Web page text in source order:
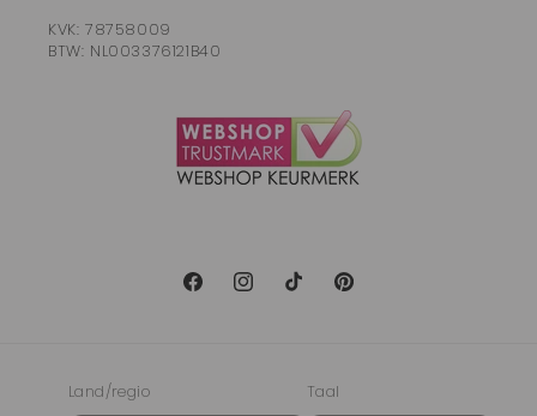
KVK: 78758009
BTW: NL003376121B40
FacebookInstagram
TikTok Pinterest
Land/regio Taal